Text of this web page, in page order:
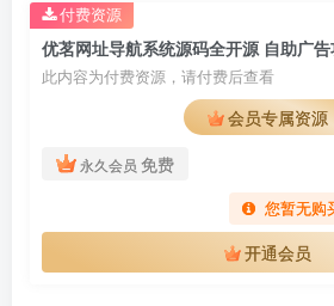
优茗网址导航系统源码全开源 自助广
此内容为付费资源，请付费后查看
会员专属资源
永久会员 免费
您暂无购
开通会员
付费资源